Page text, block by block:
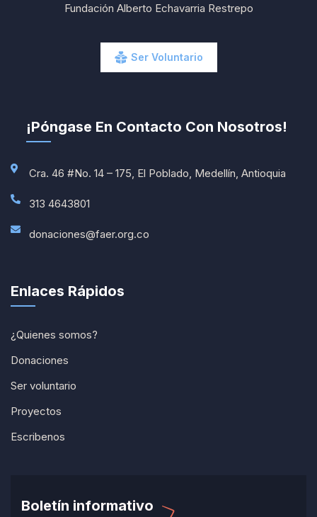
Fundación Alberto Echavarria Restrepo
Ser Voluntario
¡Póngase En Contacto Con Nosotros!
Cra. 46 #No. 14 – 175, El Poblado, Medellín, Antioquia
313 4643801
donaciones@faer.org.co
Enlaces Rápidos
¿Quienes somos?
Donaciones
Ser voluntario
Proyectos
Escribenos
Boletín informativo